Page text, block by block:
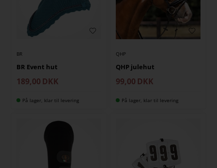
BR
BR Event hut
189,00 DKK
På lager, klar til levering
QHP
QHP julehut
99,00 DKK
På lager, klar til levering